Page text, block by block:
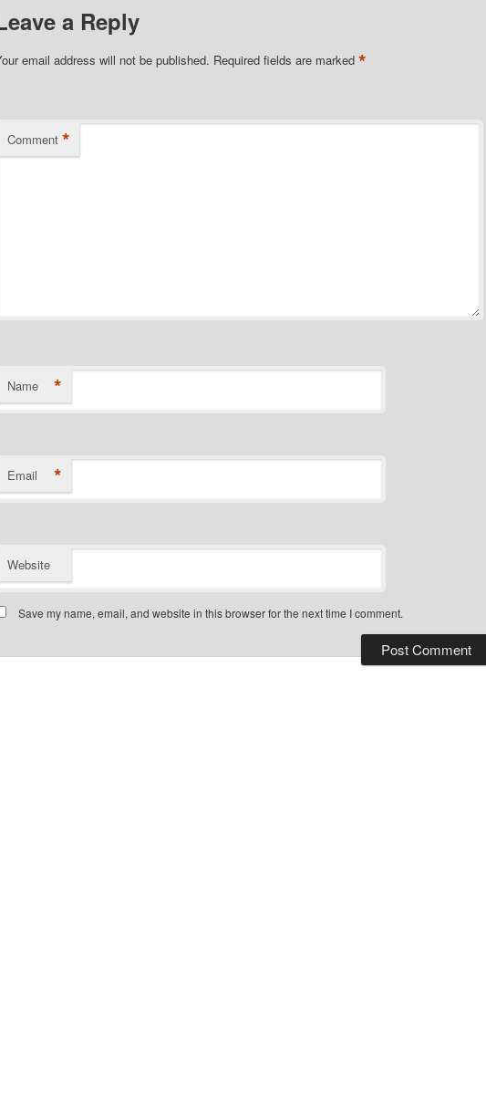
a Reply
email address will not be published. Required fields are marked*
Comment *
Name *
Email *
Website
Save my name, email, and website in this browser for the next time I comment.